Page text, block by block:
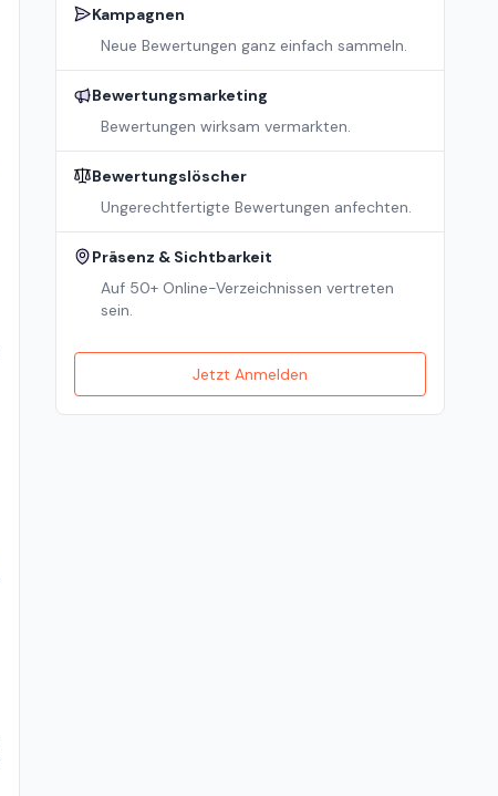
Kampagnen
Neue Bewertungen ganz einfach sammeln.
Bewertungsmarketing
Bewertungen wirksam vermarkten.
Bewertungslöscher
Ungerechtfertigte Bewertungen anfechten.
Präsenz & Sichtbarkeit
Auf 50+ Online-Verzeichnissen vertreten
sein.
Jetzt Anmelden